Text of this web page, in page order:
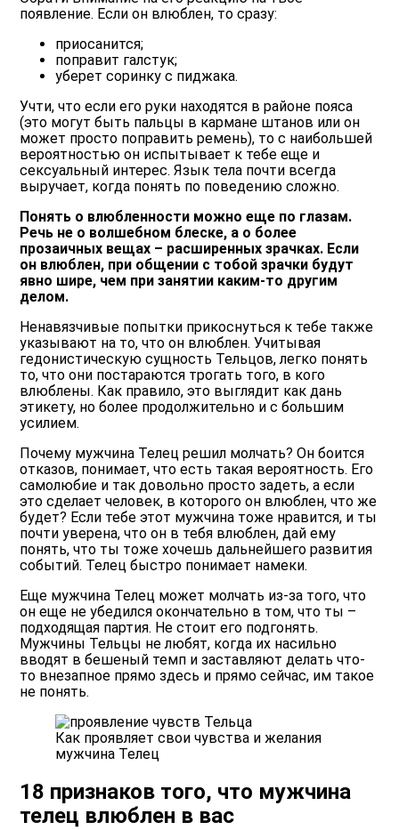
появление. Если он влюблен, то сразу:
приосанится;
поправит галстук;
уберет соринку с пиджака.
Учти, что если его руки находятся в районе пояса
(это могут быть пальцы в кармане штанов или он
может просто поправить ремень), то с наибольшей
вероятностью он испытывает к тебе еще и
сексуальный интерес. Язык тела почти всегда
выручает, когда понять по поведению сложно.
Понять о влюбленности можно еще по глазам.
Речь не о волшебном блеске, а о более
прозаичных вещах – расширенных зрачках. Если
он влюблен, при общении с тобой зрачки будут
явно шире, чем при занятии каким-то другим
делом.
Ненавязчивые попытки прикоснуться к тебе также
указывают на то, что он влюблен. Учитывая
гедонистическую сущность Тельцов, легко понять
то, что они постараются трогать того, в кого
влюблены. Как правило, это выглядит как дань
этикету, но более продолжительно и с большим
усилием.
Почему мужчина Телец решил молчать? Он боится
отказов, понимает, что есть такая вероятность. Его
самолюбие и так довольно просто задеть, а если
это сделает человек, в которого он влюблен, что же
будет? Если тебе этот мужчина тоже нравится, и ты
почти уверена, что он в тебя влюблен, дай ему
понять, что ты тоже хочешь дальнейшего развития
событий. Телец быстро понимает намеки.
Еще мужчина Телец может молчать из-за того, что
он еще не убедился окончательно в том, что ты –
подходящая партия. Не стоит его подгонять.
Мужчины Тельцы не любят, когда их насильно
вводят в бешеный темп и заставляют делать что-
то внезапное прямо здесь и прямо сейчас, им такое
не понять.
Как проявляет свои чувства и желания
мужчина Телец
18 признаков того, что мужчина
телец влюблен в вас